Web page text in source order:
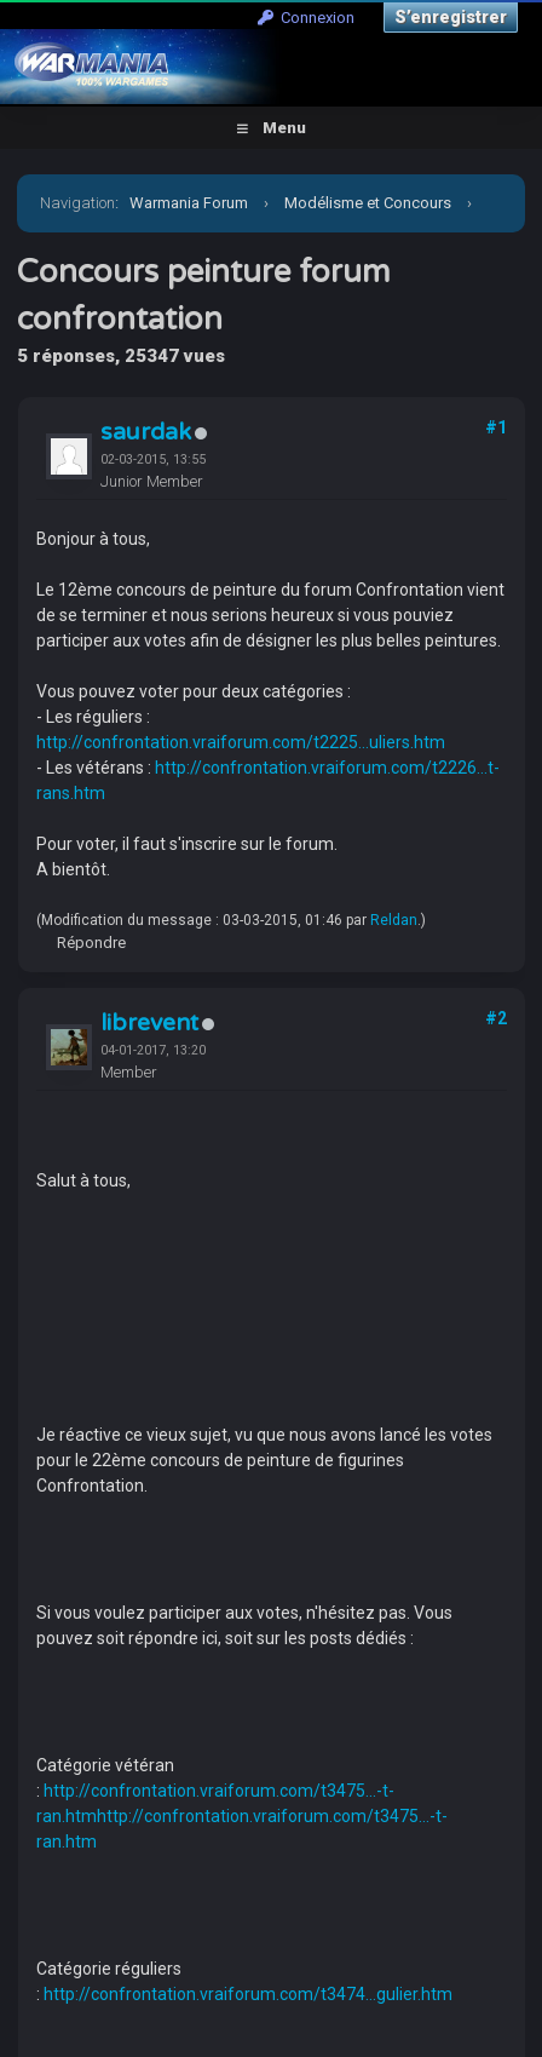
Connexion S’enregistrer
Menu
Navigation:Warmania Forum › Modélisme et Concours ›
Concours & défis › Concours peinture forum confrontation
Concours peinture forum
confrontation
5 réponses, 25347 vues
saurdak
02-03-2015, 13:55
Junior Member
#1
Bonjour à tous,
Le 12ème concours de peinture du forum Confrontation vient
de se terminer et nous serions heureux si vous pouviez
participer aux votes afin de désigner les plus belles peintures.
Vous pouvez voter pour deux catégories :
- Les réguliers :
http://confrontation.vraiforum.com/t2225...uliers.htm
- Les vétérans : http://confrontation.vraiforum.com/t2226...t-
rans.htm
Pour voter, il faut s'inscrire sur le forum.
A bientôt.
(Modification du message : 03-03-2015, 01:46 par Reldan.)
Répondre
librevent
04-01-2017, 13:20
Member
#2
Salut à tous,
Je réactive ce vieux sujet, vu que nous avons lancé les votes
pour le 22ème concours de peinture de figurines
Confrontation.
Si vous voulez participer aux votes, n'hésitez pas. Vous
pouvez soit répondre ici, soit sur les posts dédiés :
Catégorie vétéran
: http://confrontation.vraiforum.com/t3475...-t-
ran.htmhttp://confrontation.vraiforum.com/t3475...-t-
ran.htm
Catégorie réguliers
: http://confrontation.vraiforum.com/t3474...gulier.htm